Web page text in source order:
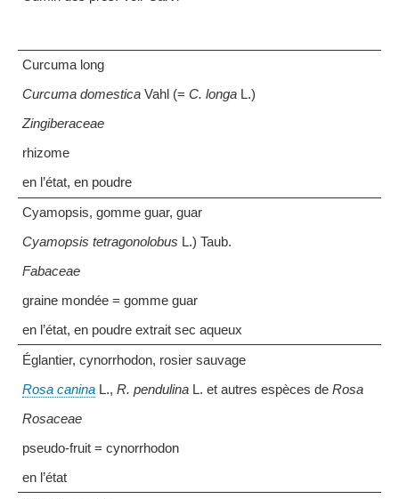
Curcuma long
Curcuma domestica Vahl (=C. longa L.)
Zingiberaceae
rhizome
en l’état, en poudre
Cyamopsis, gomme guar, guar
Cyamopsis tetragonolobus L.) Taub.
Fabaceae
graine mondée = gomme guar
en l’état, en poudre extrait sec aqueux
Églantier, cynorrhodon, rosier sauvage
Rosa canina L.,R. pendulina L. et autres espèces deRosa
Rosaceae
pseudo-fruit = cynorrhodon
en l’état